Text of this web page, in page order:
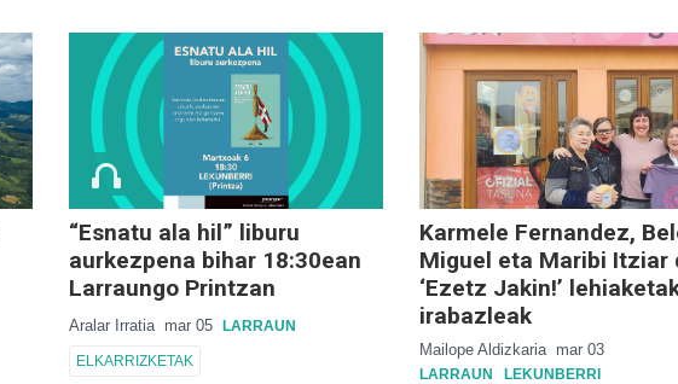
“Esnatu ala hil” liburu
aurkezpena bihar 18:30ean
Larraungo Printzan
Aralar Irratia mar 05 LARRAUN
ELKARRIZKETAK
Karmele Fernandez,
Miguel eta Maribi Itziar
‘Ezetz Jakin!’
irabazleak
Mailope Aldizkaria mar 03
LARRAUN LEKUNBERRI